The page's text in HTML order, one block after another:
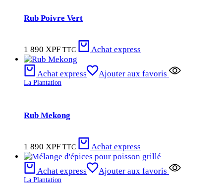
Rub Poivre Vert
1 890 XPF TTC Achat express
Achat express Ajouter aux favoris
La Plantation
Rub Mekong
1 890 XPF TTC Achat express
Achat express Ajouter aux favoris
La Plantation